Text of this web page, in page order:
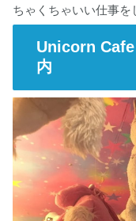
ちゃくちゃいい仕事を
Unicorn
内